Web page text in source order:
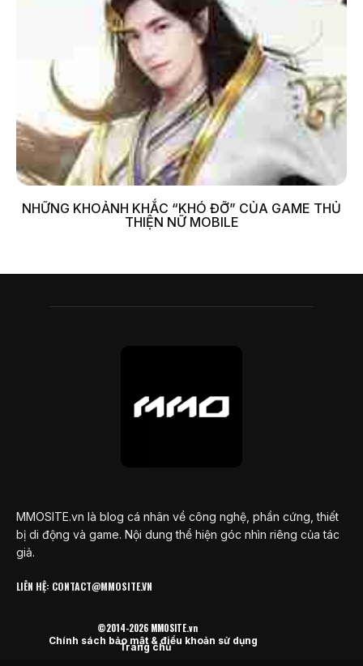
NHỮNG KHOẢNH KHẮC “KHÓ ĐỠ” CỦA GAME THỦ
THIỆN NỮ MOBILE
MMOSITE.vn là blog cá nhân về công nghệ, phần cứng, thiết
bị di động và game. Nội dung thể hiện góc nhìn riêng của tác
giả.
LIÊN HỆ: CONTACT@MMOSITE.VN
Trang chủ
Chính sách bảo mật & điều khoản sử dụng
©2014-2026 MMOSITE.vn